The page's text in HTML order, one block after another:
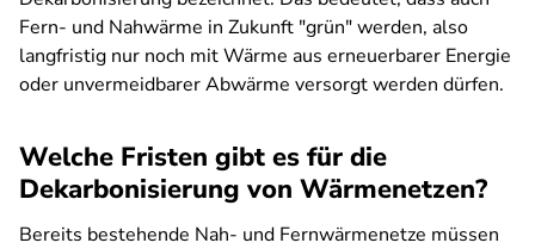
Fern- und Nahwärme in Zukunft "grün" werden, also
langfristig nur noch mit Wärme aus erneuerbarer Energie
oder unvermeidbarer Abwärme versorgt werden dürfen.
Welche Fristen gibt es für die
Dekarbonisierung von Wärmenetzen?
Bereits bestehende Nah- und Fernwärmenetze müssen